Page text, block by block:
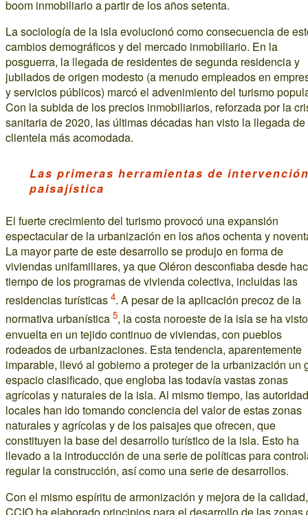
boom inmobiliario a partir de los años setenta.
La sociología de la isla evolucionó como consecuencia de
cambios demográficos y del mercado inmobiliario. En la
posguerra, la llegada de residentes de segunda residencia y
jubilados de origen modesto (a menudo empleados en
y servicios públicos) marcó el advenimiento del turismo
Con la subida de los precios inmobiliarios, reforzada por la
sanitaria de 2020, las últimas décadas han visto la llegada
clientela más acomodada.
Las primeras herramientas de
paisajística
El fuerte crecimiento del turismo provocó una expansión
espectacular de la urbanización en los años ochenta y
La mayor parte de este desarrollo se produjo en forma de
viviendas unifamiliares, ya que Oléron desconfiaba desde
tiempo de los programas de vivienda colectiva, incluidas las
residencias turísticas 4. A pesar de la aplicación precoz de la
normativa urbanística 5, la costa noroeste de la isla se ha visto
envuelta en un tejido continuo de viviendas, con pueblos
rodeados de urbanizaciones. Esta tendencia, aparentemente
imparable, llevó al gobierno a proteger de la urbanización un
espacio clasificado, que engloba las todavía vastas zonas
agrícolas y naturales de la isla. Al mismo tiempo, las
locales han ido tomando conciencia del valor de estas zonas
naturales y agrícolas y de los paisajes que ofrecen, que
constituyen la base del desarrollo turístico de la isla. Esto ha
llevado a la introducción de una serie de políticas para
regular la construcción, así como una serie de desarrollos.
Con el mismo espíritu de armonización y mejora de la
CCIO ha elaborado principios para el desarrollo de las zonas